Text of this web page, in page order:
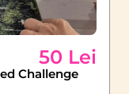
50 Lei
Challenge